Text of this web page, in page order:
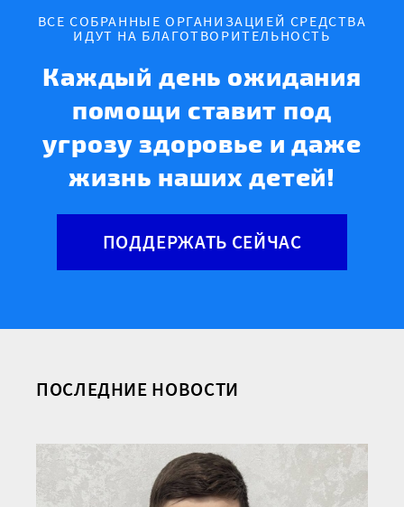
ВСЕ СОБРАННЫЕ ОРГАНИЗАЦИЕЙ СРЕДСТВА
ИДУТ НА БЛАГОТВОРИТЕЛЬНОСТЬ
Каждый день ожидания
помощи ставит под
угрозу здоровье и даже
жизнь наших детей!
ПОДДЕРЖАТЬ СЕЙЧАС
ПОСЛЕДНИЕ НОВОСТИ